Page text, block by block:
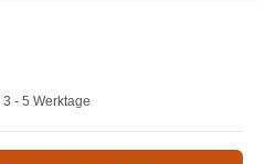
- 5 Werktage